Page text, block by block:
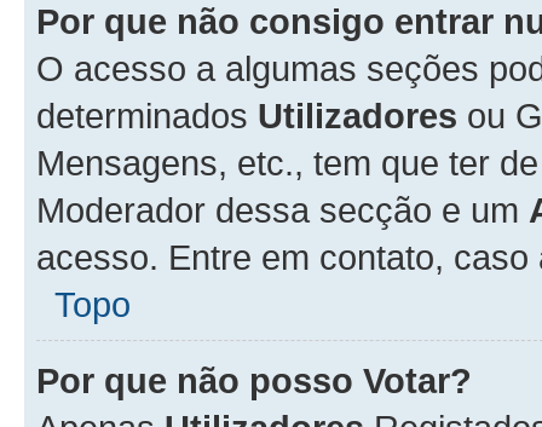
Por que não consigo entrar
O acesso a algumas seções
determinados Utilizadores ou
Mensagens, etc., tem que ter
Moderador dessa secção e um
acesso. Entre em contato,
Topo
Por que não posso Votar?